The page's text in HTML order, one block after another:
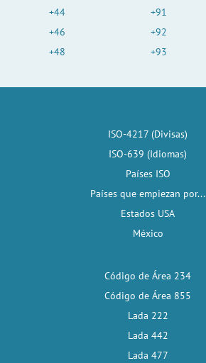
+44
+46
+48
+91
+92
+93
ISO-4217 (Divisas)
ISO-639 (Idiomas)
Países ISO
Países que empiezan por...
Estados USA
México
Código de Área 234
Código de Área 855
Lada 222
Lada 442
Lada 477